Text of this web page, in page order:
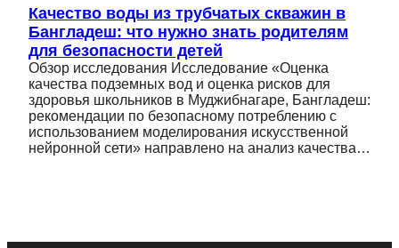
Качество воды из трубчатых скважин в
Бангладеш: что нужно знать родителям
для безопасности детей
Обзор исследования Исследование «Оценка
качества подземных вод и оценка рисков для
здоровья школьников в Муджибнагаре, Бангладеш:
рекомендации по безопасному потреблению с
использованием моделирования искусственной
нейронной сети» направлено на анализ качества…